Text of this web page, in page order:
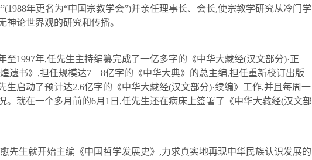
(1988年更名为“中国宗教学会”)并亲任理事长、会长,使宗教学研究从冷门学
论世界观的研究和传播。
至1997年,任先生主持编纂完成了一亿多字的《中华大藏经(汉文部分)·正
遗书》 ,担任规模达7—8亿字的《中华大典》的总主编,担任重新校订出版
生启动了预计达2.6亿字的《中华大藏经(汉文部分)·续编》工作,并且每周一
。就在一个多月前的6月 1 日 ,任先生还在病床上签署了《中华大藏经(汉文部
先生就开始主编《中国哲学发展史》 ,力求真实地再现中华民族认识发展的